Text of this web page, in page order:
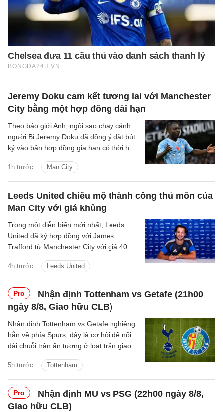
Jeremy Doku cam kết tương lai với Manchester
City bằng một hợp đồng dài hạn
1h trước Man City
Theo báo giới Anh, ngôi sao chạy cánh
người Bỉ Jeremy Doku đã đồng ý đặt bút
ký vào bản hợp đồng gia hạn có thời hạn
Leeds United chiêu mộ thành công thủ môn của
Man City với giá khủng
4h trước Leeds United
Trong một diễn biến mới nhất, Leeds
United đã ký hợp đồng với James
Trafford từ Manchester City với giá 40
sung.
Pro
Nhận định Tottenham vs Getafe (21h00
ngày 8/8, Giao hữu CLB)
5h trước Tottenham
Nhận định Tottenham vs Getafe nghiêng
hẳn về phía Spurs, đây là cơ hội để nối
dài chuỗi trận ấn tượng ở loạt trận giao
Pro
Nhận định MU vs PSG (22h00 ngày 8/8,
Giao hữu CLB)